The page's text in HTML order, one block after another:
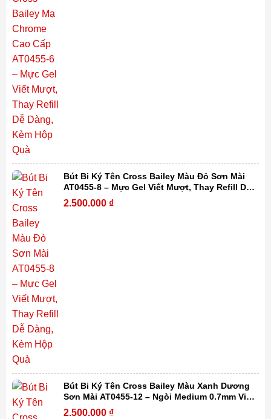
Bút Bi Ký Tên Cross Bailey Màu Đỏ Sơn Mài
AT0455-8 – Mực Gel Viết Mượt, Thay Refill Dễ
Dàng, Kèm Hộp Quà
2.500.000 ₫
Bút Bi Ký Tên Cross Bailey Màu Xanh Dương
Sơn Mài AT0455-12 – Ngòi Medium 0.7mm Viết
Mượt, Thay Refill Dễ Dàng Kèm Hộp Quà
2.500.000 ₫